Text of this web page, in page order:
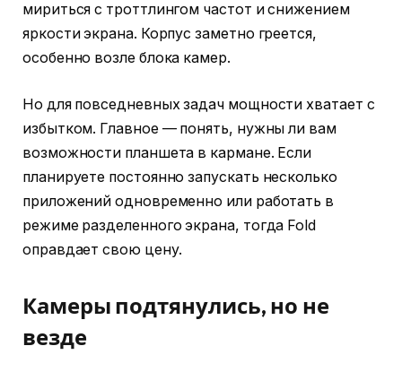
мириться с троттлингом частот и снижением
яркости экрана. Корпус заметно греется,
особенно возле блока камер.
Но для повседневных задач мощности хватает с
избытком. Главное — понять, нужны ли вам
возможности планшета в кармане. Если
планируете постоянно запускать несколько
приложений одновременно или работать в
режиме разделенного экрана, тогда Fold
оправдает свою цену.
Камеры подтянулись, но не
везде